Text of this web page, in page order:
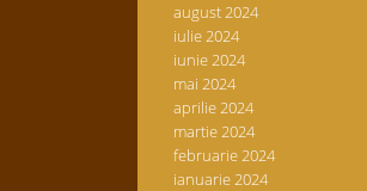
august 2024
iulie 2024
iunie 2024
mai 2024
aprilie 2024
martie 2024
februarie 2024
ianuarie 2024